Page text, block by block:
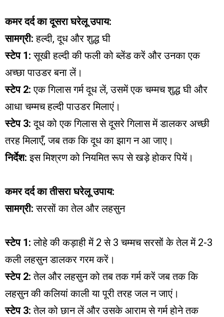
कमर दर्द का दूसरा घरेलू उपाय:
सामग्री: हल्दी, दूध और शुद्ध घी
स्टेप 1: सूखी हल्दी की फली को ब्लेंड करें और उनका एक
अच्छा पाउडर बना लें।
स्टेप 2: एक गिलास गर्म दूध लें, उसमें एक चम्मच शुद्ध घी और
आधा चम्मच हल्दी पाउडर मिलाएं।
स्टेप 3: दूध को एक गिलास से दूसरे गिलास में डालकर अच्छी
तरह मिलाएँ, जब तक कि दूध का झाग न आ जाए।
निर्देश: इस मिश्रण को नियमित रूप से खड़े होकर पियें।
कमर दर्द का तीसरा घरेलू उपाय:
सामग्री: सरसों का तेल और लहसुन
स्टेप 1: लोहे की कड़ाही में 2 से 3 चम्मच सरसों के तेल में 2-3
कली लहसुन डालकर गरम करें।
स्टेप 2: तेल और लहसुन को तब तक गर्म करें जब तक कि
लहसुन की कलियां काली या पूरी तरह जल न जाएं।
स्टेप 3: तेल को छान लें और उसके आराम से गर्म होने तक